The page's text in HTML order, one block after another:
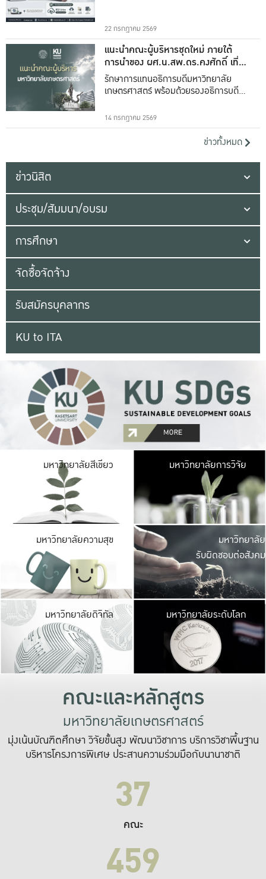
22 กรกฎาคม 2569
แนะนำคณะผู้บริหารชุดใหม่ ภายใต้
การนำของ ผศ.น.สพ.ดร.คงศักดิ์ เที่ยง
ธรรม
รักษาการแทนอธิการบดีมหาวิทยาลัย
เกษตรศาสตร์ พร้อมด้วยรองอธิการบดีทั้ง
14 กรกฎาคม 2569
ข่าวทั้งหมด
ข่าวนิสิต
ประชุม/สัมมนา/อบรม
การศึกษา
จัดซื้อจัดจ้าง
รับสมัครบุคลากร
KU to ITA
มหาวิทยาลัยสีเขียว มหาวิ
มีพื้นที่เขียวสดใส
เป็นป่าในเมือง เกษต
มหาวิทยาลัยการวิจัย
มหาวิทยาลัยความสุข มหาวิ
ค
เปิดประ
และพบเรื่องราวใ
มหาวิทยาลัย
รับผิดชอบต่อสังคม
มหาวิทยาลัยดิจิทัล มหาวิ
เปลี่ยนแปลง แล
เพื่อทำง
ระบบสารสนเทศ
มหาวิทยาลัยระดับโลก
คณะและหลักสูตร
มหาวิทยาลัยเกษตรศาสตร์
มุ่งเน้นบัณฑิตศึกษา วิจัยขั้นสูง พัฒนาวิชาการ บริการวิชาพื้นฐาน
บริหารโครงการพิเศษ ประสานความร่วมมือกับนานาชาติ
37
คณะ
459